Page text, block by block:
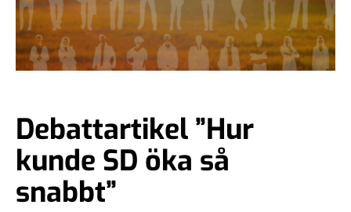
Debattartikel ”Hur
kunde SD öka så
snabbt”